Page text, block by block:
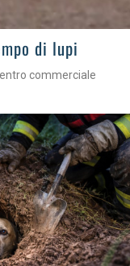
di lupi
commerciale